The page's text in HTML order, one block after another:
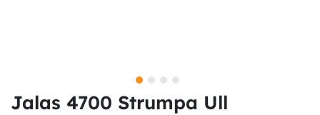
Jalas 4700 Strumpa Ull